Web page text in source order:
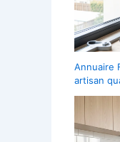
Annuaire
artisan